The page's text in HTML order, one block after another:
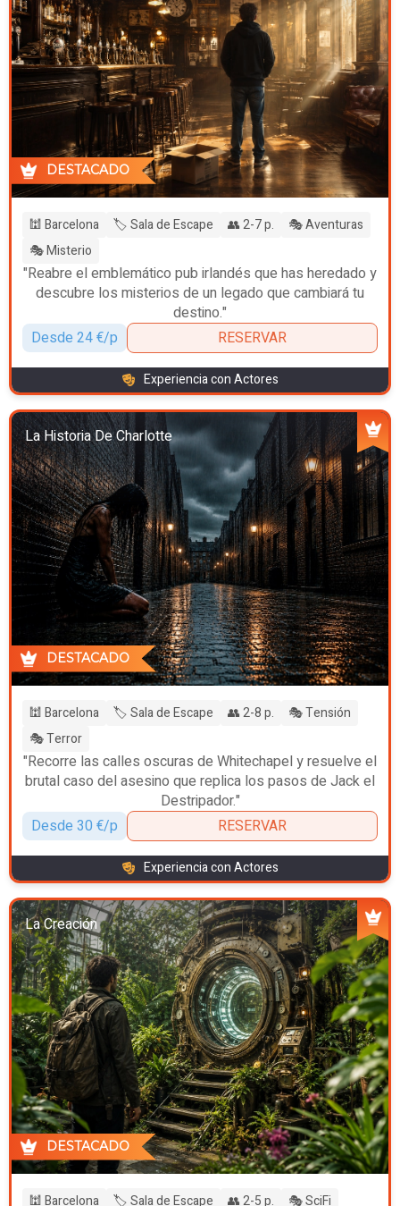
DESTACADO
🕍 Barcelona 🏷️ Sala de Escape 👥 2-7 p.
🎭 Aventuras
🎭 Misterio
"Reabre el emblemático pub irlandés que has heredado y
descubre los misterios de un legado que cambiará tu
destino."
Desde 24 €/p
RESERVAR
Experiencia con Actores
La Historia De Charlotte
DESTACADO
🕍 Barcelona 🏷️ Sala de Escape 👥 2-8 p.
🎭 Tensión
🎭 Terror
"Recorre las calles oscuras de Whitechapel y resuelve el
brutal caso del asesino que replica los pasos de Jack el
Destripador."
Desde 30 €/p
RESERVAR
Experiencia con Actores
La Creación
DESTACADO
🕍 Barcelona 🏷️ Sala de Escape 👥 2-5 p. 🎭 SciFi